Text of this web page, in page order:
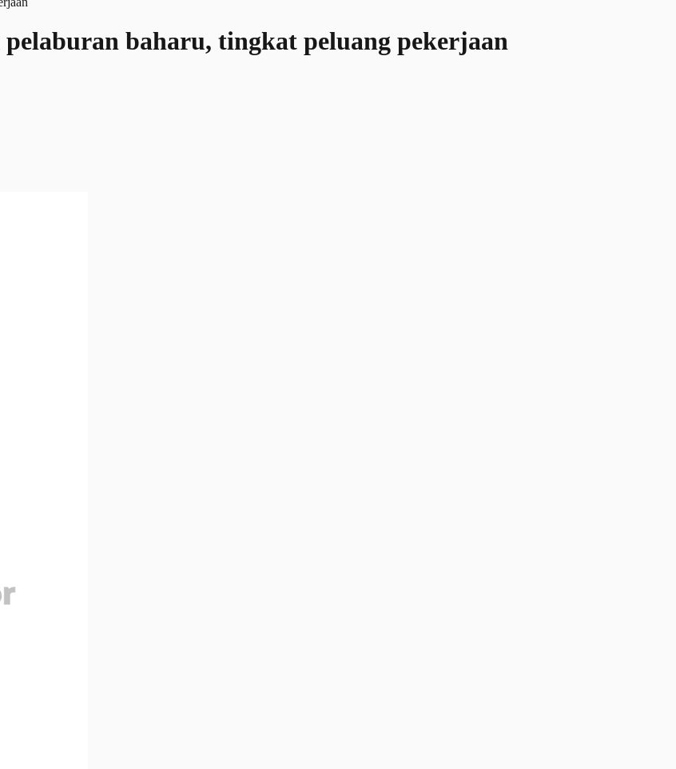
baharu, tingkat peluang pekerjaan